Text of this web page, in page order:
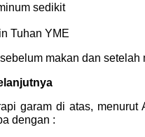
sedikit
Tuhan YME
makan dan setelah
garam di atas, menurut
dengan :